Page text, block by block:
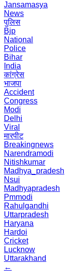
Jansamasya
News
पुलिस
Bjp
National
Police
Bihar
India
कांग्रेस
भाजपा
Accident
Congress
Modi
Delhi
Viral
मारपीट
Breakingnews
Narendramodi
Nitishkumar
Madhya_pradesh
Nsui
Madhyapradesh
Pmmodi
Rahulgandhi
Uttarpradesh
Haryana
Hardoi
Cricket
Lucknow
Uttarakhand
←